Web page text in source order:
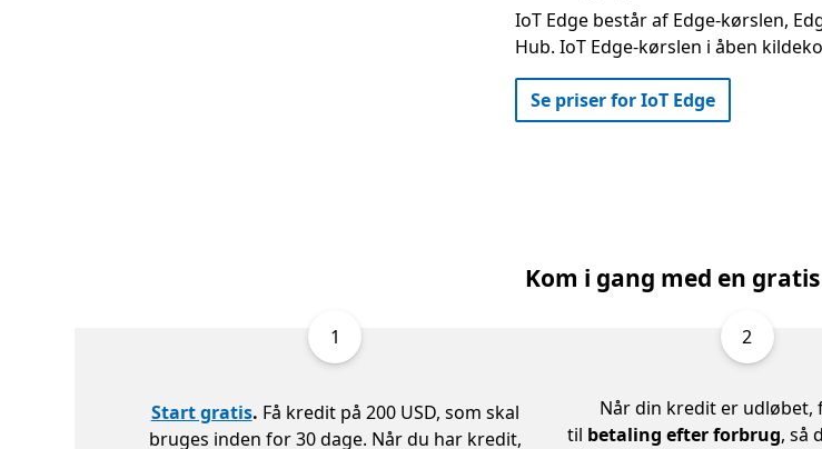
IoT Edge består af Edge-kørslen,
Hub. IoT Edge-kørslen i åben
Se priser for IoT Edge
Kom i gang med en
1
Start gratis. Få kredit på 200 USD, som skal
bruges inden for 30 dage. Når du har kredit,
2
Når din kredit er udløbet,
til betaling efter forbrug, så